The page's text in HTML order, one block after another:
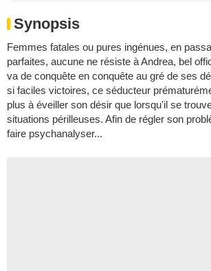
Synopsis
Femmes fatales ou pures ingénues, en
parfaites, aucune ne résiste à Andrea, bel
va de conquête en conquête au gré de ses
si faciles victoires, ce séducteur
plus à éveiller son désir que lorsqu'il se
situations périlleuses. Afin de régler son
faire psychanalyser...